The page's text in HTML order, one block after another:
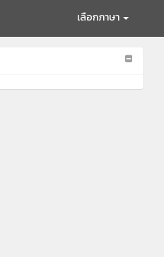
เลือกภาษา